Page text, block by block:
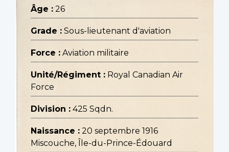
Âge : 26
Grade : Sous-lieutenant d'aviation
Force : Aviation militaire
Unité/Régiment : Royal Canadian Air
Force
Division : 425 Sqdn.
Naissance : 20 septembre 1916
Miscouche, Île-du-Prince-Édouard